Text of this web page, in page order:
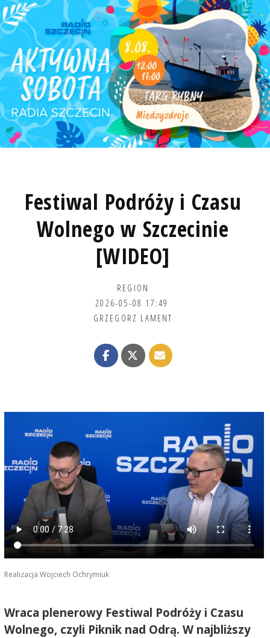
Festiwal Podróży i Czasu
Wolnego w Szczecinie
[WIDEO]
REGION
2026-05-08 17:49
GRZEGORZ LAMENT
Realizacja Wojciech Ochrymiuk
Wraca plenerowy Festiwal Podróży i Czasu
Wolnego, czyli Piknik nad Odrą. W najbliższy